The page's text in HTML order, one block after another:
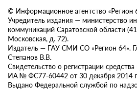
© Информационное агентство «Регион
Учредитель издания — министерство
коммуникаций Саратовской области
Московская, д. 72).
Издатель — ГАУ СМИ СО «Регион 64».
Степанов В.В.
Свидетельство о регистрации
ИА № ФС77-60442 от 30 декабря 2014
Выдано Федеральной службой по